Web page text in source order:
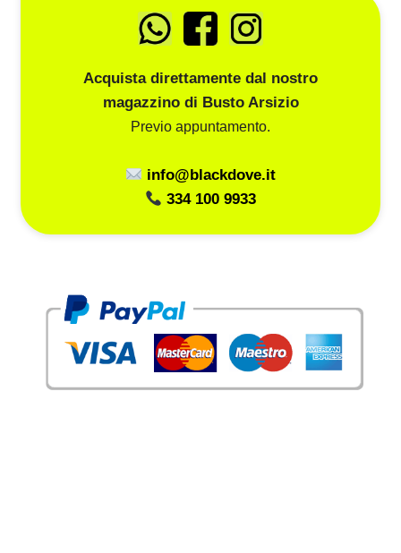
Acquista direttamente dal nostro
magazzino di Busto Arsizio
Previo appuntamento.
info@blackdove.it
334 100 9933